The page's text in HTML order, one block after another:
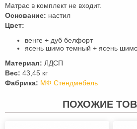
Матрас в комплект не входит.
Основание: настил
Цвет:
венге + дуб белфорт
ясень шимо темный + ясень
Материал: ЛДСП
Вес: 43,45 кг
Фабрика: МФ Стендмебель
ПОХОЖИЕ